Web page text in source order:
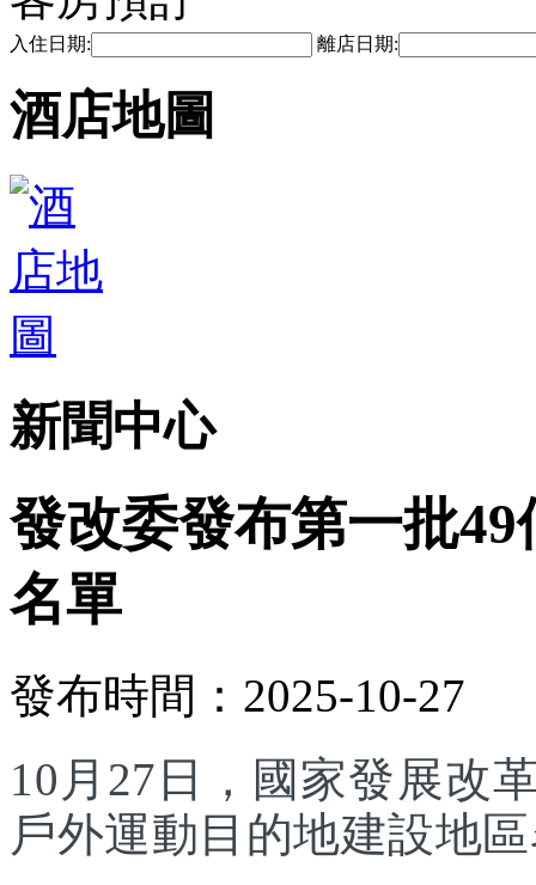
入住日期: 離店日期:
酒店地圖
新聞中心
發改委發布第一批
名單
發布時間：2025-10-27
10月27日，國家發展改
戶外運動目的地建設地